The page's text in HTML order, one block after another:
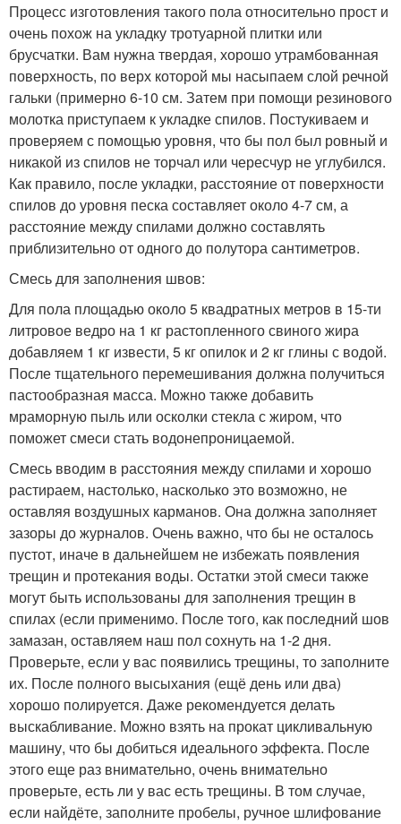
Процесс изготовления такого пола относительно прост и
очень похож на укладку тротуарной плитки или
брусчатки. Вам нужна твердая, хорошо утрамбованная
поверхность, по верх которой мы насыпаем слой речной
гальки (примерно 6-10 см. Затем при помощи резинового
молотка приступаем к укладке спилов. Постукиваем и
проверяем с помощью уровня, что бы пол был ровный и
никакой из спилов не торчал или чересчур не углубился.
Как правило, после укладки, расстояние от поверхности
спилов до уровня песка составляет около 4-7 см, а
расстояние между спилами должно составлять
приблизительно от одного до полутора сантиметров.
Смесь для заполнения швов:
Для пола площадью около 5 квадратных метров в 15-ти
литровое ведро на 1 кг растопленного свиного жира
добавляем 1 кг извести, 5 кг опилок и 2 кг глины с водой.
После тщательного перемешивания должна получиться
пастообразная масса. Можно также добавить
мраморную пыль или осколки стекла с жиром, что
поможет смеси стать водонепроницаемой.
Смесь вводим в расстояния между спилами и хорошо
растираем, настолько, насколько это возможно, не
оставляя воздушных карманов. Она должна заполняет
зазоры до журналов. Очень важно, что бы не осталось
пустот, иначе в дальнейшем не избежать появления
трещин и протекания воды. Остатки этой смеси также
могут быть использованы для заполнения трещин в
спилах (если применимо. После того, как последний шов
замазан, оставляем наш пол сохнуть на 1-2 дня.
Проверьте, если у вас появились трещины, то заполните
их. После полного высыхания (ещё день или два)
хорошо полируется. Даже рекомендуется делать
выскабливание. Можно взять на прокат цикливальную
машину, что бы добиться идеального эффекта. После
этого еще раз внимательно, очень внимательно
проверьте, есть ли у вас есть трещины. В том случае,
если найдёте, заполните пробелы, ручное шлифование